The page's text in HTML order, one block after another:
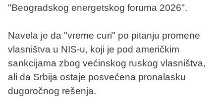
"Beogradskog energetskog foruma 2026".
Navela je da "vreme curi" po pitanju promene
vlasništva u NIS-u, koji je pod američkim
sankcijama zbog većinskog ruskog vlasništva,
ali da Srbija ostaje posvećena pronalasku
dugoročnog rešenja.